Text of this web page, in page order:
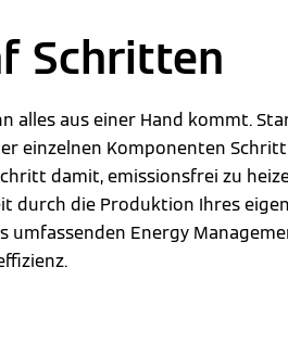
Schritten
alles aus einer Hand kommt.
einzelnen Komponenten
damit, emissionsfrei zu
durch die Produktion Ihres
umfassenden Energy